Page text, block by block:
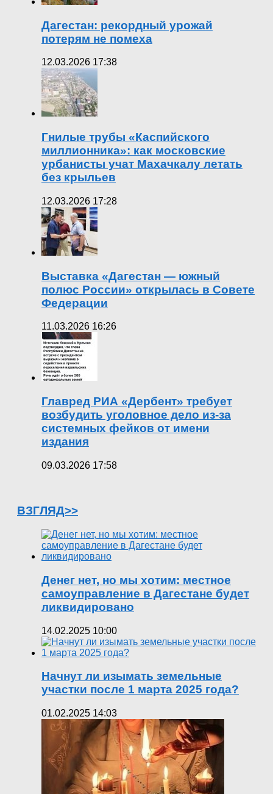
Дагестан: рекордный урожай
потерям не помеха
12.03.2026 17:38
Гнилые трубы «Каспийского
миллионника»: как московские
урбанисты учат Махачкалу летать
без крыльев
12.03.2026 17:28
Выставка «Дагестан — южный
полюс России» открылась в Совете
Федерации
11.03.2026 16:26
Главред РИА «Дербент» требует
возбудить уголовное дело из-за
системных фейков от имени
издания
09.03.2026 17:58
ВЗГЛЯД>>
Денег нет, но мы хотим: местное
самоуправление в Дагестане будет
ликвидировано
14.02.2025 10:00
Начнут ли изымать земельные
участки после 1 марта 2025 года?
01.02.2025 14:03